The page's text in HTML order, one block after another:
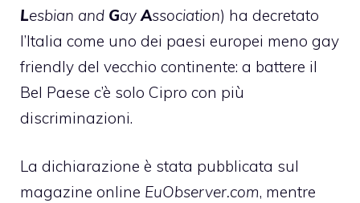
Lesbian and GayAssociation) ha decretato
l’Italia come uno dei paesi europei meno gay
friendly del vecchio continente: a battere il
Bel Paese c’è solo Cipro con più
discriminazioni.
La dichiarazione è stata pubblicata sul
magazine online EuObserver.com, mentre